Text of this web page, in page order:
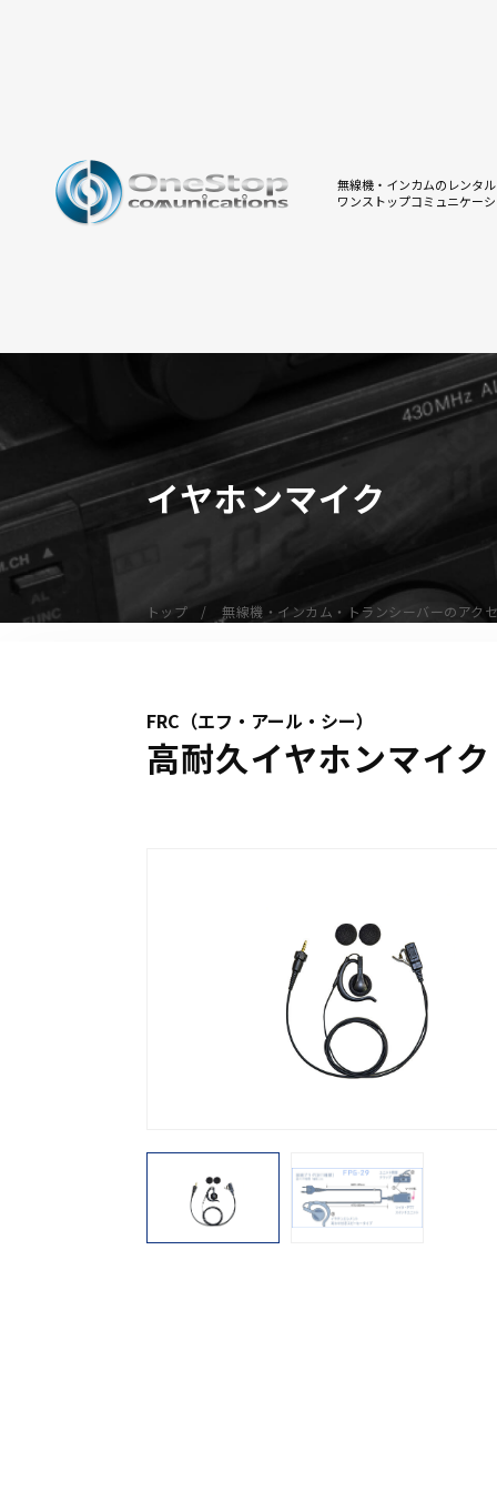
無線機・インカムのレンタ
ワンストップコミュニケー
無線機
デジタル無線機（登録局）
デジタル無線機（免許局）
受信機（レシーバー）
アマチュア無線機
オーダーコール
オーダーコール
機能から探す
イヤホンマイク
トップ 無線機・インカム・トランシーバーのアク
FRC（エフ・アール・シー）
高耐久イヤホンマイ